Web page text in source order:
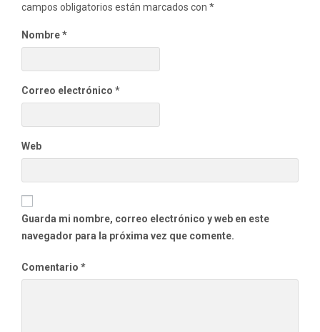
campos obligatorios están marcados con *
Nombre*
Correo electrónico *
Web
Guarda mi nombre, correo electrónico y web en este
navegador para la próxima vez que comente.
Comentario *